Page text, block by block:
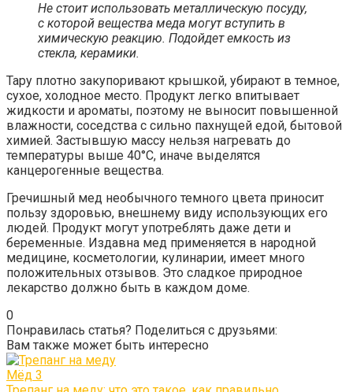
Не стоит использовать металлическую посуду,
с которой вещества меда могут вступить в
химическую реакцию. Подойдет емкость из
стекла, керамики.
Тару плотно закупоривают крышкой, убирают в темное,
сухое, холодное место. Продукт легко впитывает
жидкости и ароматы, поэтому не выносит повышенной
влажности, соседства с сильно пахнущей едой, бытовой
химией. Застывшую массу нельзя нагревать до
температуры выше 40°C, иначе выделятся
канцерогенные вещества.
Гречишный мед необычного темного цвета приносит
пользу здоровью, внешнему виду использующих его
людей. Продукт могут употреблять даже дети и
беременные. Издавна мед применяется в народной
медицине, косметологии, кулинарии, имеет много
положительных отзывов. Это сладкое природное
лекарство должно быть в каждом доме.
0
Понравилась статья? Поделиться с друзьями:
Вам также может быть интересно
Мёд 3